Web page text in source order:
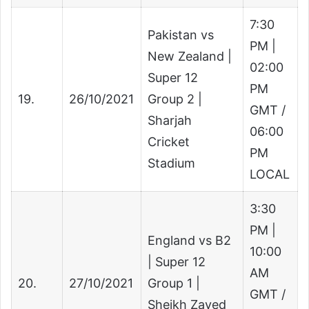
19. 26/10/2021
Pakistan vs
New Zealand |
Super 12
Group 2 |
Sharjah
Cricket
Stadium
7:30
PM |
02:00
PM
GMT /
06:00
PM
LOCAL
20. 27/10/2021
England vs B2
| Super 12
Group 1 |
Sheikh Zayed
3:30
PM |
10:00
AM
GMT /